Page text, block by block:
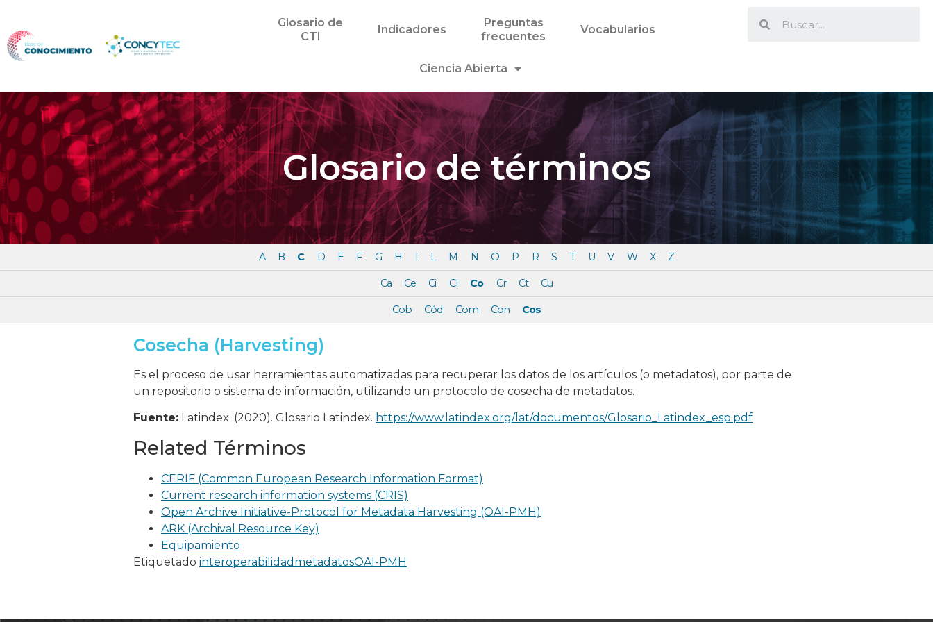
Glosario de
CTI
Indicadores
Preguntas
frecuentes
Vocabularios
Ciencia Abierta
Glosario de términos
A B C D E F G H I L M N O P R S T U V W X Z
Ca Ce Ci Cl Co Cr Ct Cu
Cob Cód Com Con Cos
Cosecha (Harvesting)
Es el proceso de usar herramientas automatizadas para recuperar los datos de los artículos (o metadatos), por parte de
un repositorio o sistema de información, utilizando un protocolo de cosecha de metadatos.
Fuente: Latindex. (2020). Glosario Latindex. https://www.latindex.org/lat/documentos/Glosario_Latindex_esp.pdf
Related Términos
CERIF (Common European Research Information Format)
Current research information systems (CRIS)
Open Archive Initiative-Protocol for Metadata Harvesting (OAI-PMH)
ARK (Archival Resource Key)
Equipamiento
Etiquetado interoperabilidad metadatosOAI-PMH